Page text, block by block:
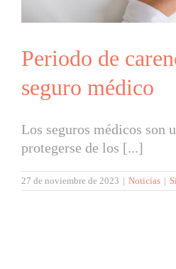
Periodo de
seguro médico
Los seguros médicos son
protegerse de los [...]
27 de noviembre de 2023 | Noticias |